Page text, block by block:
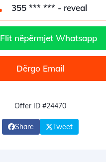
355 *** *** - reveal
Flit nëpërmjet Whatsapp
Dërgo Email
Offer ID #24470
Share Tweet